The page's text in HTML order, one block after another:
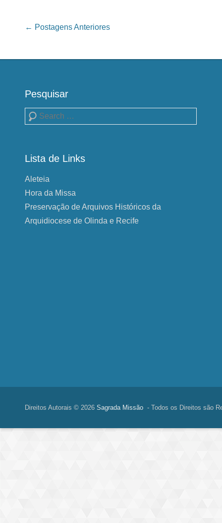
Navegação das Postagens
← Postagens Anteriores
Pesquisar
Pesquisa
Lista de Links
Aleteia
Hora da Missa
Preservação de Arquivos Históricos da
Arquidiocese de Olinda e Recife
Direitos Autorais © 2026 Sagrada Missão - Todos os Direitos são